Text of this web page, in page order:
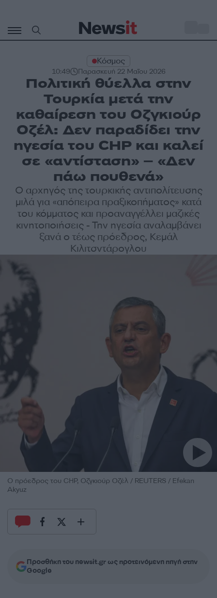
περιεχόμενο
Κόσμος
10:49 Παρασκευή 22 Μαΐου 2026
Πολιτική θύελλα στην
Τουρκία μετά την
καθαίρεση του Οζγκιούρ
Οζέλ: Δεν παραδίδει την
ηγεσία του CHP και καλεί
σε «αντίσταση» – «Δεν
πάω πουθενά»
Ο αρχηγός της τουρκικής αντιπολίτευσης
μιλά για «απόπειρα πραξικοπήματος» κατά
του κόμματος και προαναγγέλλει μαζικές
κινητοποιήσεις - Την ηγεσία αναλαμβάνει
ξανά ο τέως πρόεδρος, Κεμάλ
Κιλιτσντάρογλου
Ο πρόεδρος του CHP, Οζγκιούρ Οζέλ / REUTERS / Efekan
Akyuz
Προσθήκη του newsit.gr ως προτεινόμενη πηγή στην
Google